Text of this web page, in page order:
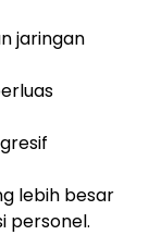
jaringan
lebih besar
personel.